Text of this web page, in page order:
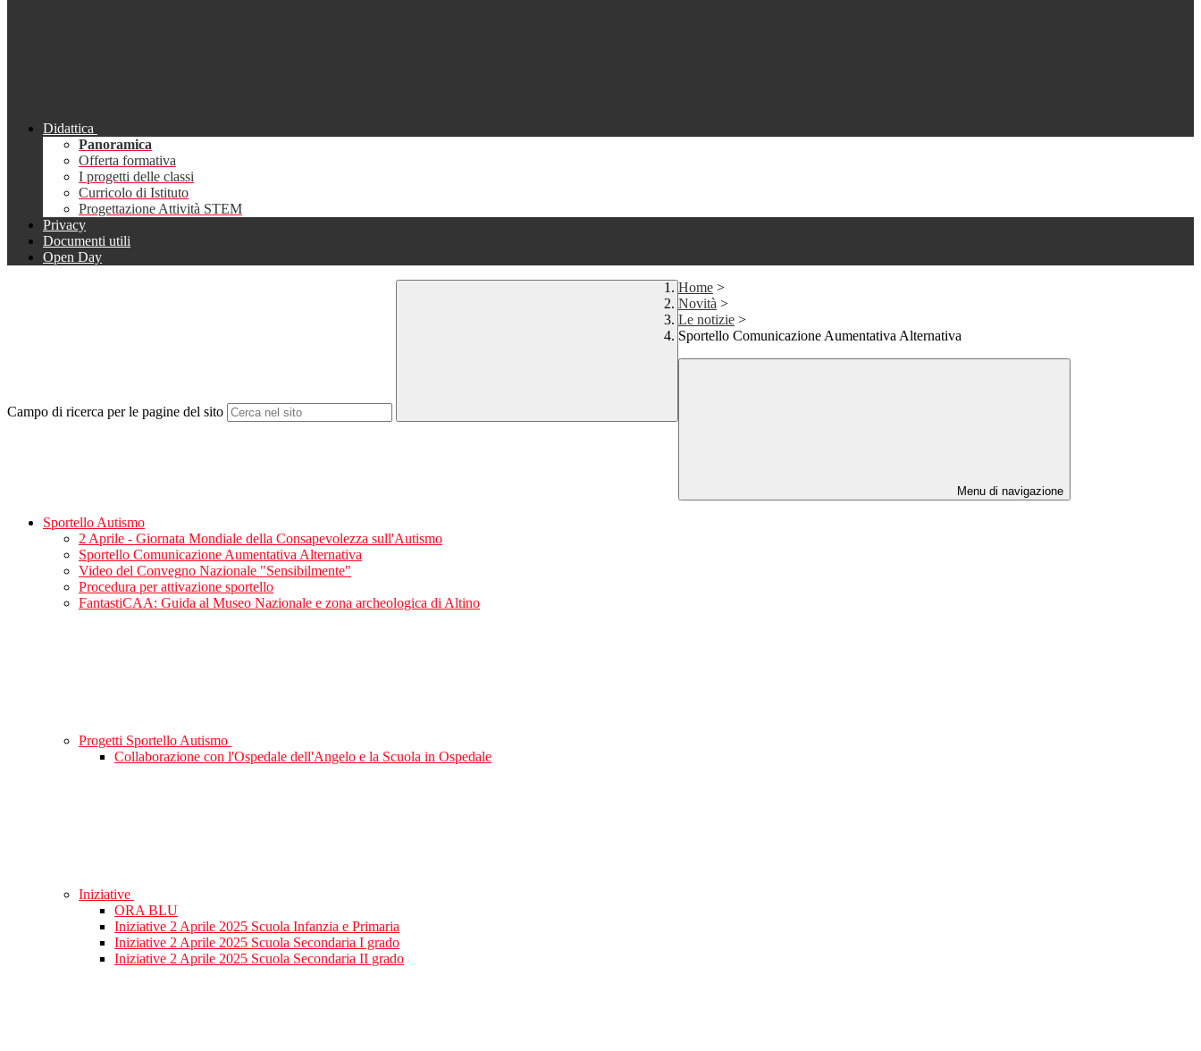
Didattica
Panoramica
Offerta formativa
I progetti delle classi
Curricolo di Istituto
Progettazione Attività STEM
Privacy
Documenti utili
Open Day
Campo di ricerca per le pagine del sito
Home >
Novità >
Le notizie >
Sportello Comunicazione Aumentativa Alternativa
Menu di navigazione
Sportello Autismo
2 Aprile - Giornata Mondiale della Consapevolezza sull'Autismo
Sportello Comunicazione Aumentativa Alternativa
Video del Convegno Nazionale "Sensibilmente"
Procedura per attivazione sportello
FantastiCAA: Guida al Museo Nazionale e zona archeologica di Altino
Progetti Sportello Autismo
Collaborazione con l'Ospedale dell'Angelo e la Scuola in Ospedale
Iniziative
ORA BLU
Iniziative 2 Aprile 2025 Scuola Infanzia e Primaria
Iniziative 2 Aprile 2025 Scuola Secondaria I grado
Iniziative 2 Aprile 2025 Scuola Secondaria II grado